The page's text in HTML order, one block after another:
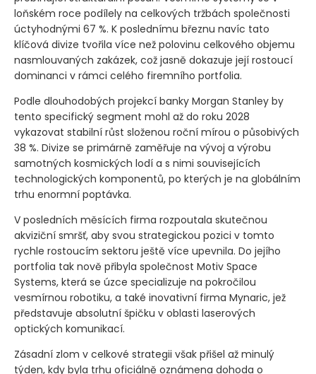
loňském roce podílely na celkových tržbách společnosti
úctyhodnými 67 %. K poslednímu březnu navíc tato
klíčová divize tvořila více než polovinu celkového objemu
nasmlouvaných zakázek, což jasně dokazuje její rostoucí
dominanci v rámci celého firemního portfolia.
Podle dlouhodobých projekcí banky Morgan Stanley by
tento specifický segment mohl až do roku 2028
vykazovat stabilní růst složenou roční mírou o působivých
38 %. Divize se primárně zaměřuje na vývoj a výrobu
samotných kosmických lodí a s nimi souvisejících
technologických komponentů, po kterých je na globálním
trhu enormní poptávka.
V posledních měsících firma rozpoutala skutečnou
akviziční smršť, aby svou strategickou pozici v tomto
rychle rostoucím sektoru ještě více upevnila. Do jejího
portfolia tak nově přibyla společnost Motiv Space
Systems, která se úzce specializuje na pokročilou
vesmírnou robotiku, a také inovativní firma Mynaric, jež
představuje absolutní špičku v oblasti laserových
optických komunikací.
Zásadní zlom v celkové strategii však přišel až minulý
týden, kdy byla trhu oficiálně oznámena dohoda o